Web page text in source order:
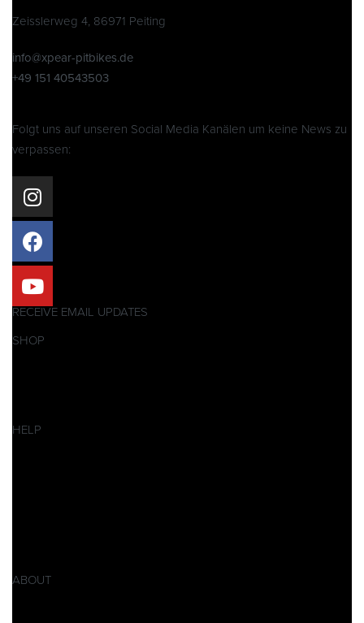
Zeisslerweg 4, 86971 Peiting
info@xpear-pitbikes.de
+49 151 40543503
Folgt uns auf unseren Social Media Kanälen um keine News zu
verpassen:
RECEIVE EMAIL UPDATES
SHOP
HELP
ABOUT